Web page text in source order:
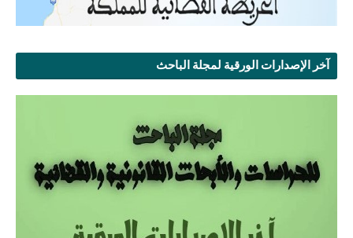
آخر الإصدارات الورقية لمجلة الباحث